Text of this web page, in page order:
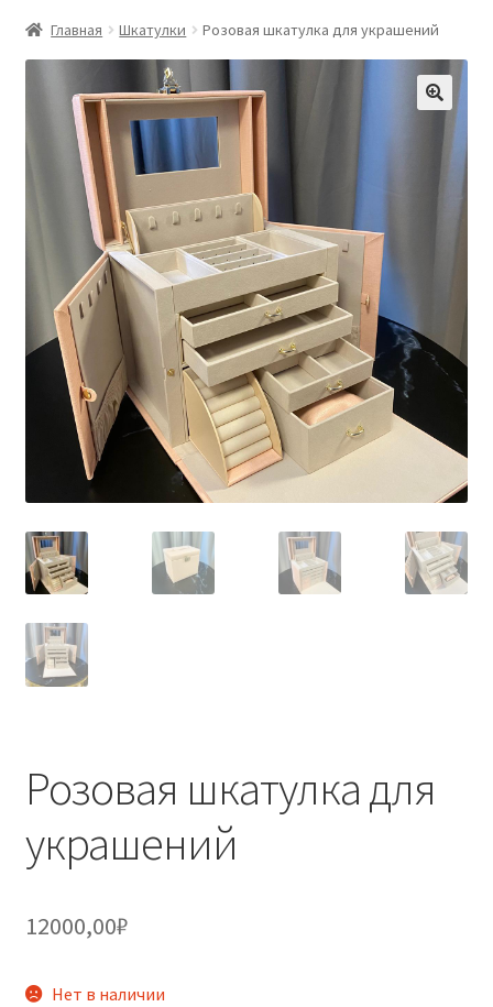
Главная Шкатулки Розовая шкатулка для украшений
Розовая шкатулка для
украшений
12000,00₽
Нет в наличии